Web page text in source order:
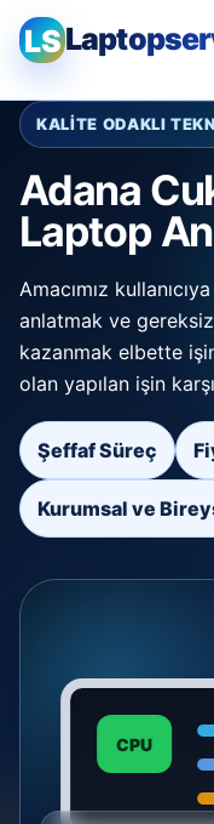
LS
KALİTE ODAKLI
Adana
Laptop
Amacımız
anlatmak ve
kazanmak elbette
olan yapılan işin
Şeffaf Süreç
Kurumsal ve
CPU